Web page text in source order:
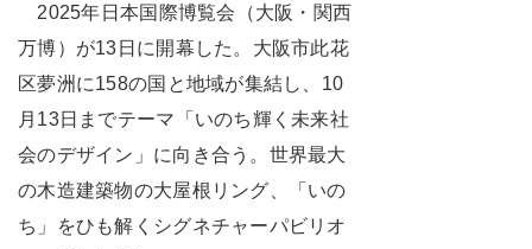
2025年日本国際博覧会（大阪・関西
万博）が13日に開幕した。大阪市此花
区夢洲に158の国と地域が集結し、10
月13日までテーマ「いのち輝く未来社
会のデザイン」に向き合う。世界最大
の木造建築物の大屋根リング、「いの
ち」をひも解くシグネチャーパビリオ